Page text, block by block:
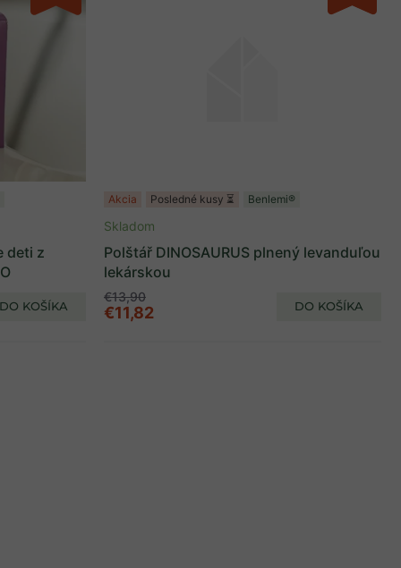
deti z
DO KOŠÍKA
Akcia Posledné kusy ⏳ Benlemi®
Polštář DINOSAURUS plnený levanduľou
lekárskou
Skladom
€13,90
€11,82 DO KOŠÍKA